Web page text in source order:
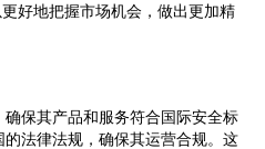
好地把握市场机会，做出更加精
确保其产品和服务符合国际安全标
的法律法规，确保其运营合规。这